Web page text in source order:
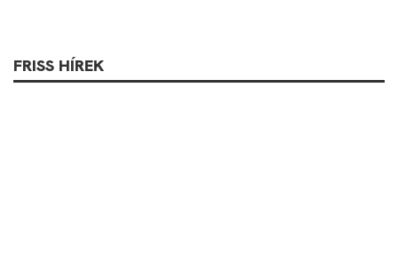
FRISS HÍREK